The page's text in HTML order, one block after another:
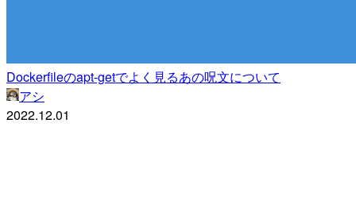
Dockerfileのapt-getでよく見るあの呪文について
アシ
2022.12.01